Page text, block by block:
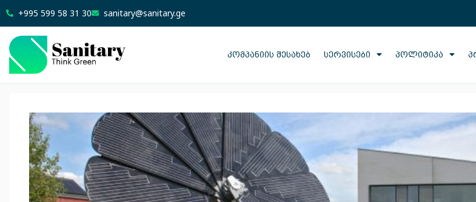
+995 599 58 31 30 sanitary@sanitary.ge
ᲙᲝᲛᲞᲐᲜᲘᲘᲡ ᲨᲔᲡᲐᲮᲔᲑ ᲡᲔᲠᲕᲘᲡᲔᲑᲘ ᲞᲝᲚᲘᲢᲘᲙᲐ